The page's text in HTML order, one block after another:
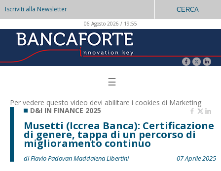
Iscriviti alla Newsletter CERCA
06 Agosto 2026 / 19:55
☰
Per vedere questo video devi abilitare i cookies di Marketing
D&I IN FINANCE 2025
Musetti (Iccrea Banca): Certificazione
di genere, tappa di un percorso di
miglioramento continuo
di Flavio Padovan Maddalena Libertini
07 Aprile 2025